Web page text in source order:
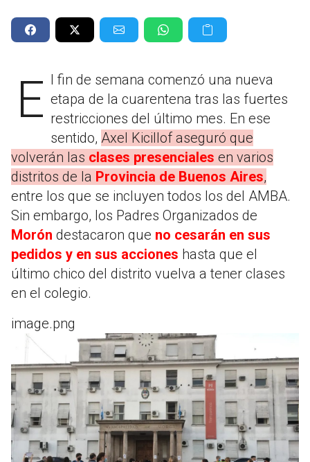
El fin de semana comenzó una nueva etapa de la cuarentena tras las fuertes
restricciones del último mes. En ese
sentido, Axel Kicillof aseguró que
volverán las clases presenciales en varios
distritos de la Provincia de Buenos Aires,
entre los que se incluyen todos los del AMBA.
Sin embargo, los Padres Organizados de
Morón destacaron que no cesarán en sus
pedidos y en sus acciones hasta que el
último chico del distrito vuelva a tener clases
en el colegio.
image.png